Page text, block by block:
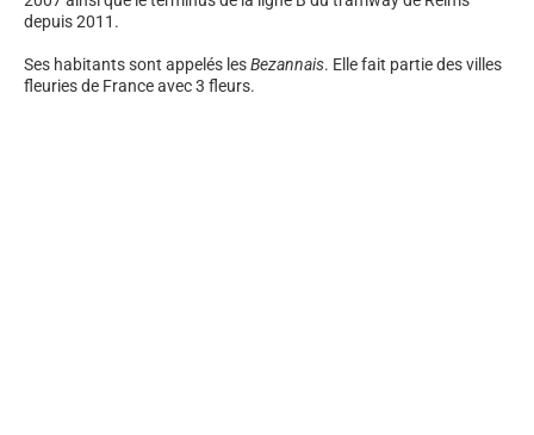
depuis 2011.
Ses habitants sont appelés lesBezannais. Elle fait partie des villes
fleuries de France avec 3 fleurs.